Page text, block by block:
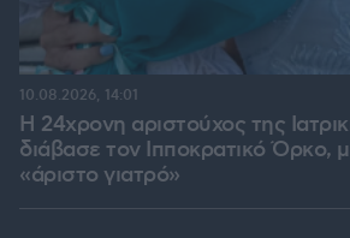
Η 24χρονη αριστούχος της
διάβασε τον Ιπποκρατικό Όρκο,
«άριστο γιατρό»
10.08.2026, 14:01